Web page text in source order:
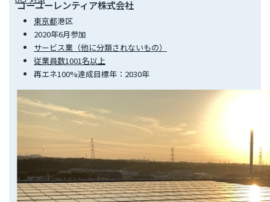
コーユーレンティア株式会社
東京都港区
2020年6月参加
サービス業（他に分類されないもの）
従業員数1001名以上
再エネ100%達成目標年：2030年